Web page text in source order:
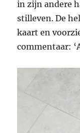
in zijn andere
stilleven. De
kaart en
commentaar: